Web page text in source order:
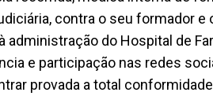
contra o seu formador e
administração do Hospital de
e participação nas redes
provada a total